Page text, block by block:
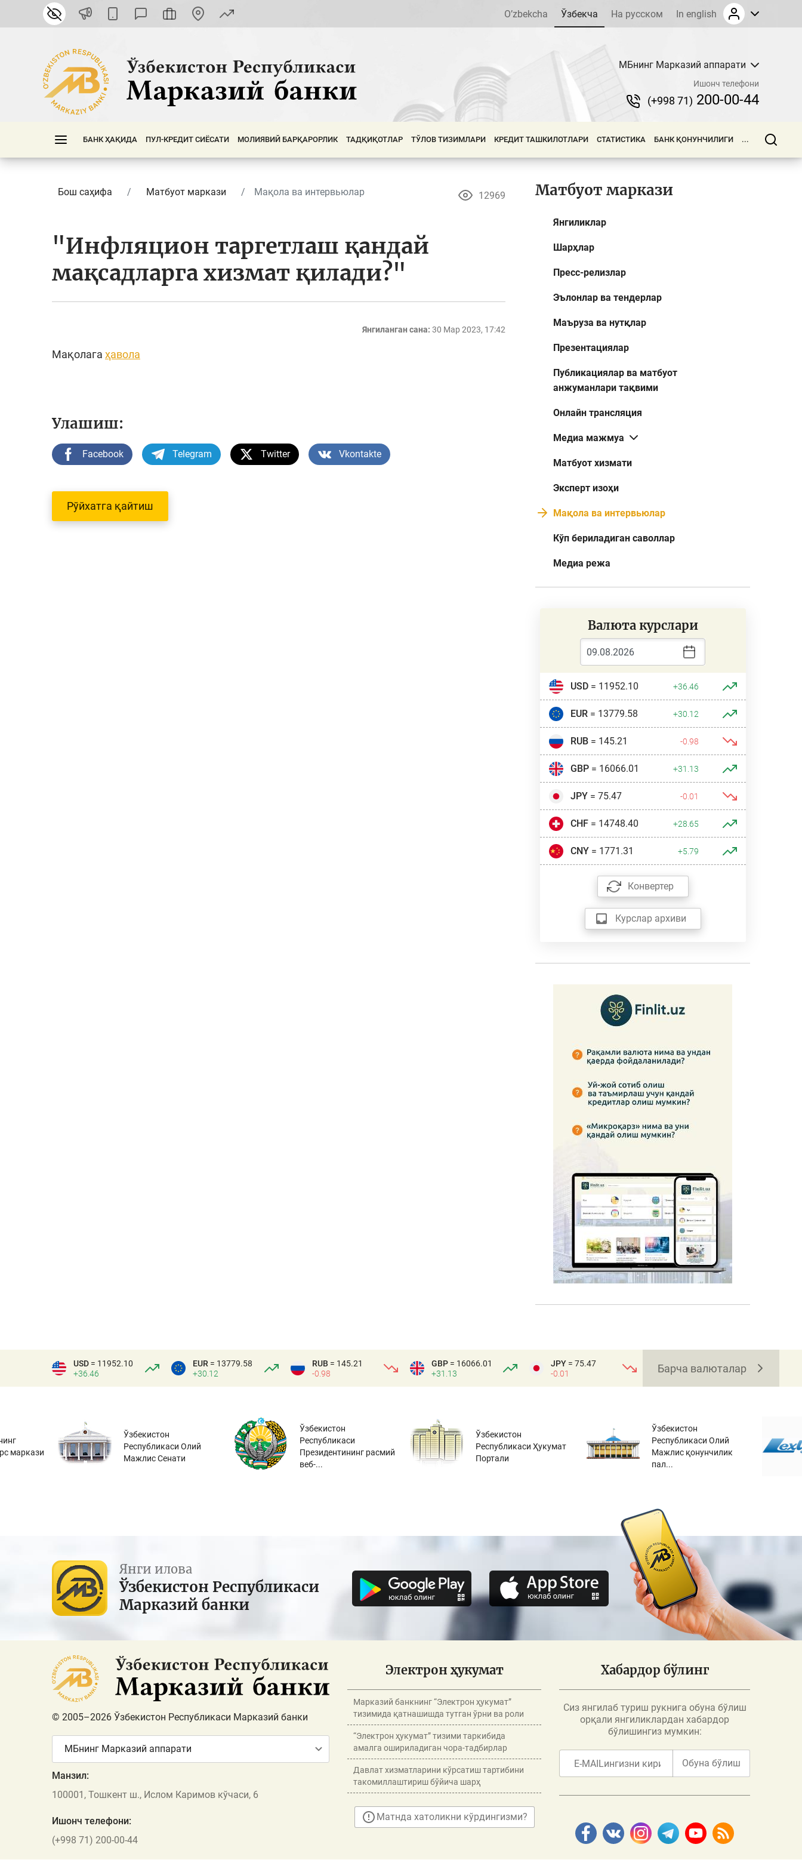
O’zbekcha Ўзбекча На русском In english
МБнинг Марказий аппарати
Ишонч телефони
(+998 71) 200-00-44
БАНК ҲАҚИДА ПУЛ-КРЕДИТ СИЁСАТИ МОЛИЯВИЙ БАРҚАРОРЛИК ТАДҚИҚОТЛАР ТЎЛОВ ТИЗИМЛАРИ КРЕДИТ ТАШКИЛОТЛАРИ СТАТИСТИКА БАНК ҚОНУНЧИЛИГИ ...
Бош саҳифа Матбуот маркази Мақола ва интервьюлар 12969
"Инфляцион таргетлаш қандай
мақсадларга хизмат қилади?"
Янгиланган сана: 30 Мар 2023, 17:42
Мақолага ҳавола
Улашиш:
Facebook Telegram Twitter Vkontakte
Рўйхатга қайтиш
Матбуот маркази
Янгиликлар
Шарҳлар
Пресс-релизлар
Эълонлар ва тендерлар
Маъруза ва нутқлар
Презентациялар
Публикациялар ва матбуот
анжуманлари тақвими
Онлайн трансляция
Медиа мажмуа
Матбуот хизмати
Эксперт изоҳи
Мақола ва интервьюлар
Кўп бериладиган саволлар
Медиа режа
Валюта курслари
USD= 11952.10 +36.46
EUR= 13779.58 +30.12
RUB= 145.21 -0.98
GBP= 16066.01 +31.13
JPY= 75.47 -0.01
CHF= 14748.40 +28.65
CNY= 1771.31 +5.79
Конвертер
Курслар архиви
USD = 11952.10
+36.46
EUR = 13779.58
+30.12
RUB = 145.21
-0.98
GBP = 16066.01
+31.13
JPY = 75.47
-0.01
Барча валюталар
маркази
Ўзбекистон
Республикаси Олий
Мажлис Сенати
Ўзбекистон
Республикаси
Президентининг расмий
веб-...
Ўзбекистон
Республикаси Ҳукумат
Портали
Ўзбекистон
Республикаси Олий
Мажлис қонунчилик
пал...
Янги илова
Ўзбекистон Республикаси
Марказий банки
© 2005–2026 Ўзбекистон Республикаси Марказий банки
МБнинг Марказий аппарати
Манзил:
100001, Тошкент ш., Ислом Каримов кўчаси, 6
Ишонч телефони:
(+998 71) 200-00-44
Электрон ҳукумат
Марказий банкнинг “Электрон ҳукумат”
тизимида қатнашишда тутган ўрни ва роли
“Электрон ҳукумат” тизими таркибида
амалга ошириладиган чора-тадбирлар
Давлат хизматларини кўрсатиш тартибини
такомиллаштириш бўйича шарҳ
Матнда хатоликни кўрдингизми?
Хабардор бўлинг
Сиз янгилаб туриш рукнига обуна бўлиш
орқали янгиликлардан хабардор
бўлишингиз мумкин:
Обуна бўлиш